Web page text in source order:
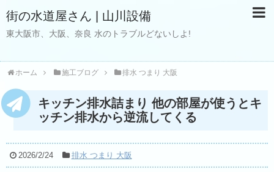
街の水道屋さん | 山川設備
東大阪市、大阪、奈良 水のトラブルどないしよ!
ホーム 施工ブログ 排水 つまり 大阪
キッチン排水詰まり 他の部屋が使うとキ
ッチン排水から逆流してくる
2026/2/24 排水 つまり 大阪